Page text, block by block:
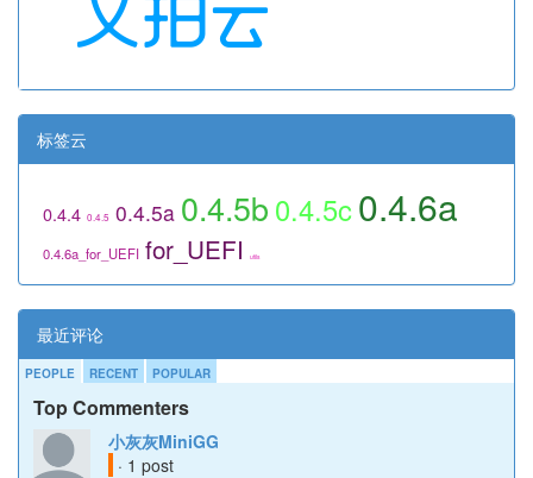
标签云
0.4.4 0.4.5 0.4.5a 0.4.5b 0.4.5c0.4.6a
0.4.6a_for_UEFI for_UEFI utils
最近评论
PEOPLE RECENT POPULAR
Top Commenters
小灰灰MiniGG
· 1 post